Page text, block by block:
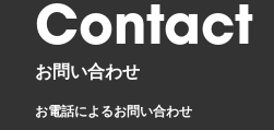
Contact
お問い合わせ
お電話によるお問い合わせ